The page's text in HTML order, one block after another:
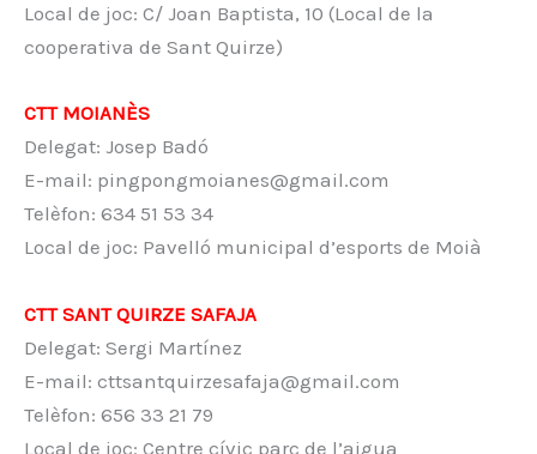
Local de joc: C/ Joan Baptista, 10 (Local de la
cooperativa de Sant Quirze)
CTT MOIANÈS
Delegat: Josep Badó
E-mail: pingpongmoianes@gmail.com
Telèfon: 634 51 53 34
Local de joc: Pavelló municipal d’esports de Moià
CTT SANT QUIRZE SAFAJA
Delegat: Sergi Martínez
E-mail: cttsantquirzesafaja@gmail.com
Telèfon: 656 33 21 79
Local de joc: Centre cívic parc de l’aigua